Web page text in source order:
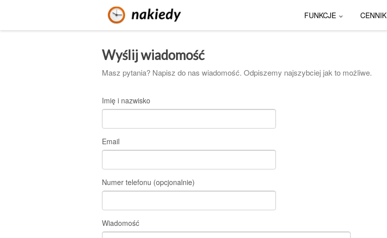
FUNKCJE CENNIK
Wyślij wiadomość
Masz pytania? Napisz do nas wiadomość. Odpiszemy najszybciej jak to możliwe.
Imię i nazwisko
Email
Numer telefonu (opcjonalnie)
Wiadomość